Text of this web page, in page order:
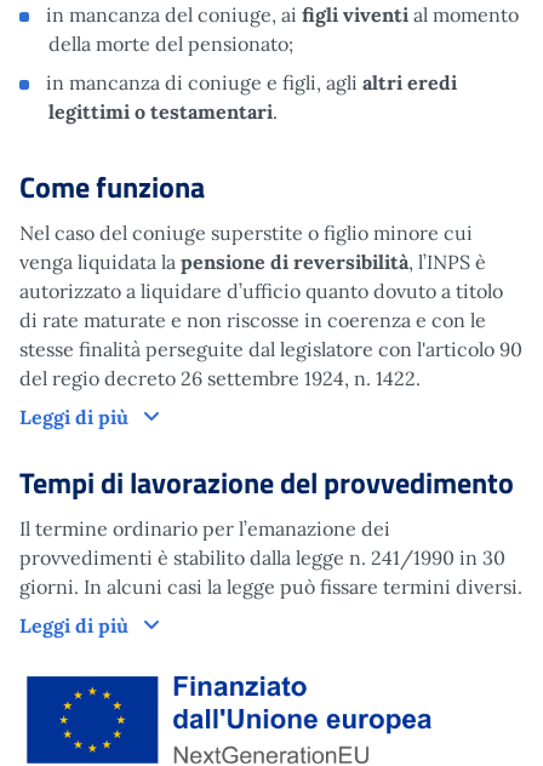
in mancanza del coniuge, ai figli viventi al momento
della morte del pensionato;
in mancanza di coniuge e figli, agli altri eredi
legittimi o testamentari.
Come funziona
Nel caso del coniuge superstite o figlio minore cui
venga liquidata la pensione di reversibilità, l’INPS è
autorizzato a liquidare d’ufficio quanto dovuto a titolo
di rate maturate e non riscosse in coerenza e con le
stesse finalità perseguite dal legislatore con l'articolo 90
del regio decreto 26 settembre 1924, n. 1422.
Leggi di più
Come funziona
Tempi di lavorazione del provvedimento
Il termine ordinario per l’emanazione dei
provvedimenti è stabilito dalla legge n. 241/1990 in 30
giorni. In alcuni casi la legge può fissare termini diversi.
Leggi di più
Tempi di lavorazione del provvedimento
Finanziato dall'Unione Europea tramite Next Generation EU